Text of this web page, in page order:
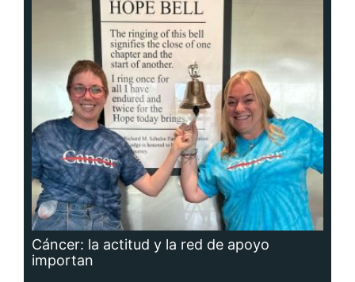
Cáncer: la actitud y la red de apoyo
importan